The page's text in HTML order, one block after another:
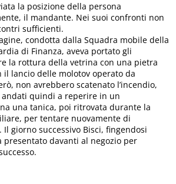
la posizione della persona
il mandante. Nei suoi confronti non
sufficienti.
condotta dalla Squadra mobile della
di Finanza, aveva portato gli
la rottura della vetrina con una pietra
il lancio delle molotov operato da
non avrebbero scatenato l’incendio,
quindi a reperire in un
una tanica, poi ritrovata durante la
per tentare nuovamente di
Il giorno successivo Bisci, fingendosi
davanti al negozio per